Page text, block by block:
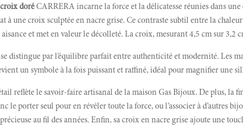
doré CARRERA incarne la force et la délicatesse réunies dans
à une croix sculptée en nacre grise. Ce contraste subtil entre la
aisance et met en valeur le décolleté. La croix, mesurant 4,5 cm sur
distingue par l’équilibre parfait entre authenticité et modernité.
un symbole à la fois puissant et raffiné, idéal pour magnifier une
reflète le savoir-faire artisanal de la maison Gas Bijoux. De plus, la
le porter seul pour en révéler toute la force, ou l’associer à d’autres
au fil des années. Enfin, sa croix en nacre grise ajoute une